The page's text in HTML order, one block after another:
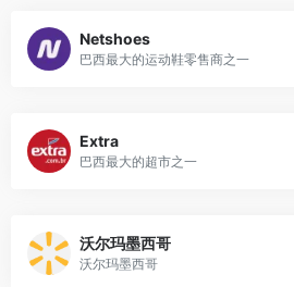
Netshoes
巴西最大的运动鞋零售商之一
Extra
巴西最大的超市之一
沃尔玛墨西哥
沃尔玛墨西哥